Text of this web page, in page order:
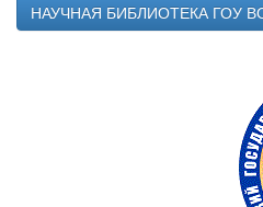
НАУЧНАЯ БИБЛИОТЕКА ГОУ